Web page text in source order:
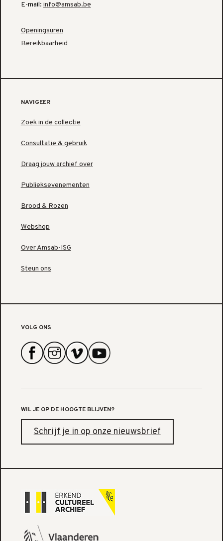
E-mail: info@amsab.be
Openingsuren
Bereikbaarheid
NAVIGEER
Zoek in de collectie
Consultatie & gebruik
Draag jouw archief over
Publieksevenementen
Brood & Rozen
Webshop
Over Amsab-ISG
Steun ons
VOLG ONS
WIL JE OP DE HOOGTE BLIJVEN?
Schrijf je in op onze nieuwsbrief